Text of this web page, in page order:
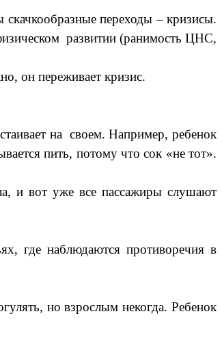
переходы – кризисы.
развитии (ранимость ЦНС,
он переживает кризис.
на своем. Например, ребенок
пить, потому что сок «не тот».
и вот уже все пассажиры слушают
где наблюдаются противоречия в
но взрослым некогда. Ребенок